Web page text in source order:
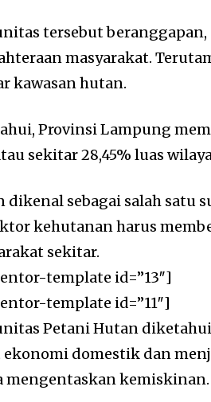
tersebut
masyarakat.
kawasan hutan.
Provinsi Lampung
sekitar 28,45% luas
dikenal sebagai salah satu
kehutanan harus
sekitar.
template id=”13″]
template id=”11″]
Petani Hutan
ekonomi domestik dan
mengentaskan kemiskinan.